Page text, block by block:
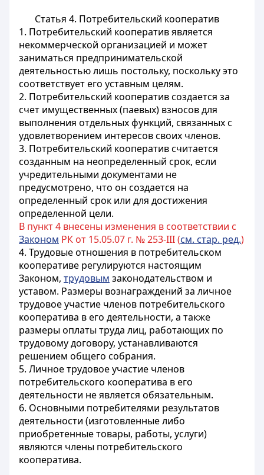
Статья 4. Потребительский кооператив
1. Потребительский кооператив является
некоммерческой организацией и может
заниматься предпринимательской
деятельностью лишь постольку, поскольку это
соответствует его уставным целям.
2. Потребительский кооператив создается за
счет имущественных (паевых) взносов для
выполнения отдельных функций, связанных с
удовлетворением интересов своих членов.
3. Потребительский кооператив считается
созданным на неопределенный срок, если
учредительными документами не
предусмотрено, что он создается на
определенный срок или для достижения
определенной цели.
В пункт 4 внесены изменения в соответствии с
Законом РК от 15.05.07 г. № 253-III (см. стар. ред.)
4. Трудовые отношения в потребительском
кооперативе регулируются настоящим
Законом, трудовым законодательством и
уставом. Размеры вознаграждений за личное
трудовое участие членов потребительского
кооператива в его деятельности, а также
размеры оплаты труда лиц, работающих по
трудовому договору, устанавливаются
решением общего собрания.
5. Личное трудовое участие членов
потребительского кооператива в его
деятельности не является обязательным.
6. Основными потребителями результатов
деятельности (изготовленные либо
приобретенные товары, работы, услуги)
являются члены потребительского
кооператива.